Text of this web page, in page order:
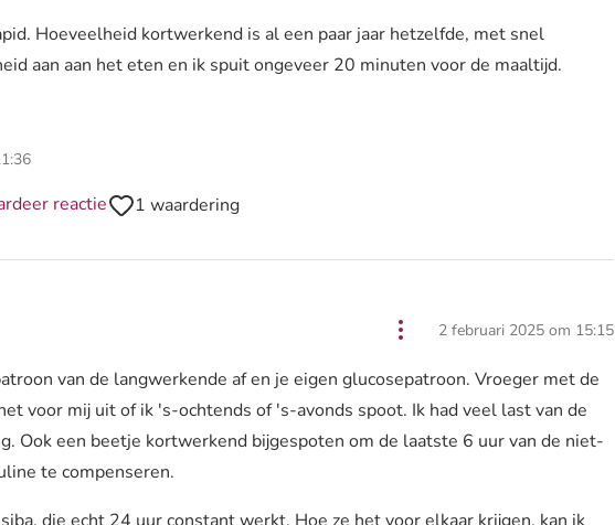
Hoeveelheid kortwerkend is al een paar jaar hetzelfde, met snel
aan aan het eten en ik spuit ongeveer 20 minuten voor de maaltijd.
reactie 1 waardering
2 februari 2025 om 15:15
van de langwerkende af en je eigen glucosepatroon. Vroeger met de
voor mij uit of ik 's-ochtends of 's-avonds spoot. Ik had veel last van de
Ook een beetje kortwerkend bijgespoten om de laatste 6 uur van de niet-
te compenseren.